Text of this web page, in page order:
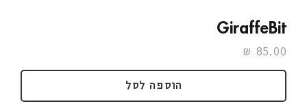
GiraffeBit
מחיר
הוספה לסל